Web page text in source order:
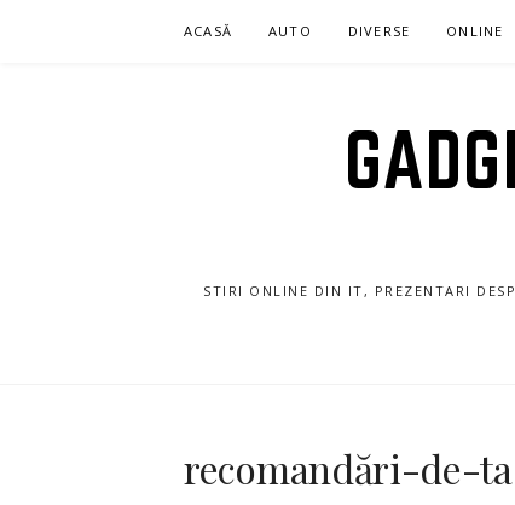
ACASĂ AUTO DIVERSE ONLINE
STIRI ONLINE DIN IT, PREZENTARI
recomandări-de-